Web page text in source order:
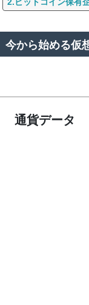
今から始める仮
通貨データ